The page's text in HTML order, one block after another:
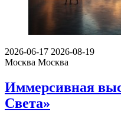
2026-06-17 2026-08-19
Москва Москва
Иммерсивная
Света»